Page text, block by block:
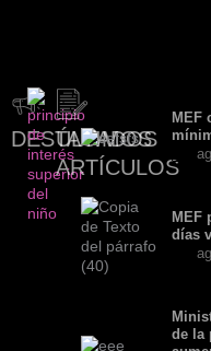
DESTACADOS
ÚLTIMOS
ARTÍCULOS
MEF
MEF
días
de la